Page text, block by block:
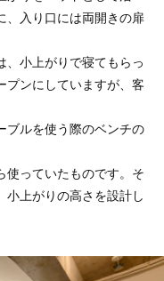
、入り口には両開きの扉
、小上がりで寝てもらっ
プンにしていますが、客
ブルを使う際のベンチの
使っていたものです。そ
小上がりの高さを設計し